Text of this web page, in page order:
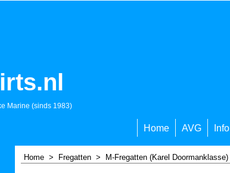
Marine (sinds 1983)
Home AVG Info
Home > Fregatten > M-Fregatten (Karel Doormanklasse)